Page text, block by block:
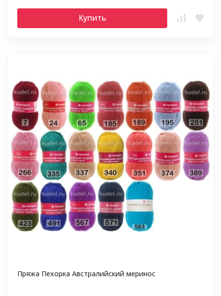
Купить
Пряжа Пехорка Австралийский меринос